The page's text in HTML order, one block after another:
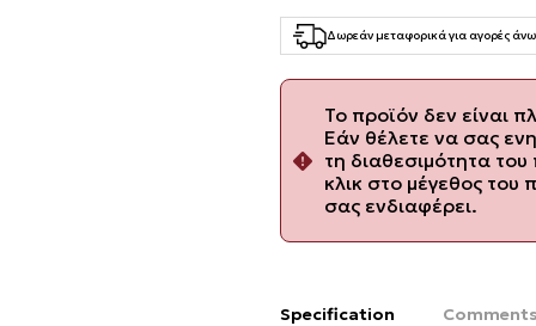
Δωρεάν μεταφορικά για αγορές
Το προϊόν δεν είναι
Εάν θέλετε να σας
τη διαθεσιμότητα
κλικ στο μέγεθος του
σας ενδιαφέρει.
Specification Comments